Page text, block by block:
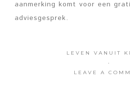
aanmerking komt voor een
adviesgesprek.
LEVEN VANUIT
·
LEAVE A